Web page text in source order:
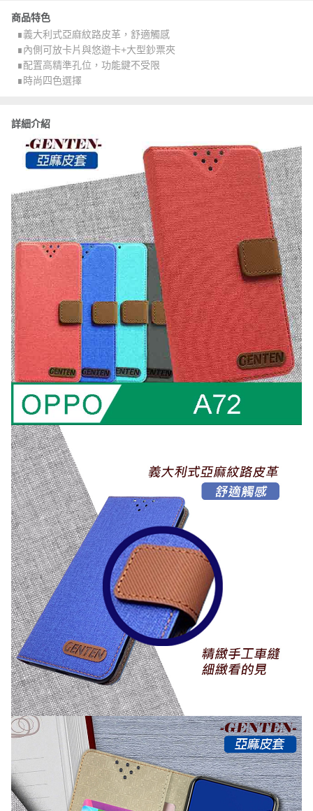
商品特色
∎義大利式亞麻紋路皮革，舒適觸感
∎內側可放卡片與悠遊卡+大型鈔票夾
∎配置高精準孔位，功能鍵不受限
∎時尚四色選擇
詳細介紹